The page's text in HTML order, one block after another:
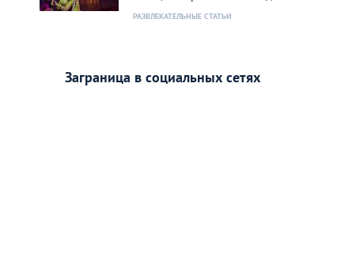
РАЗВЛЕКАТЕЛЬНЫЕ СТАТЬИ
Заграница в социальных сетях